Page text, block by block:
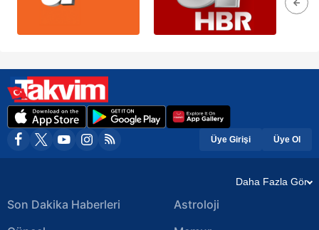
Üye Girişi Üye Ol
Daha Fazla Gör
Son Dakika Haberleri
Astroloji